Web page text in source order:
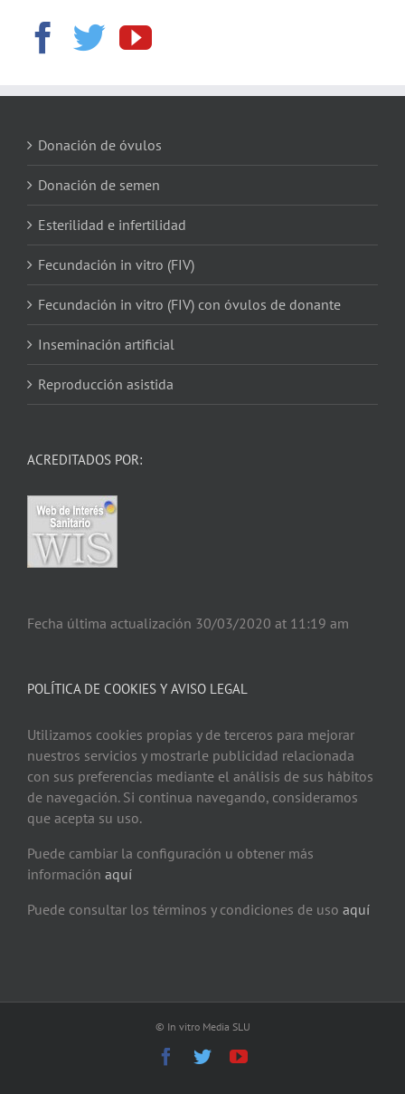
Donación de óvulos
Donación de semen
Esterilidad e infertilidad
Fecundación in vitro (FIV)
Fecundación in vitro (FIV) con óvulos de donante
Inseminación artificial
Reproducción asistida
ACREDITADOS POR:
Fecha última actualización 30/03/2020 at 11:19 am
POLÍTICA DE COOKIES Y AVISO LEGAL
Utilizamos cookies propias y de terceros para mejorar
nuestros servicios y mostrarle publicidad relacionada
con sus preferencias mediante el análisis de sus hábitos
de navegación. Si continua navegando, consideramos
que acepta su uso.
Puede cambiar la configuración u obtener más
información aquí
Puede consultar los términos y condiciones de uso aquí
© In vitro Media SLU
Facebook
TwitterYouTube